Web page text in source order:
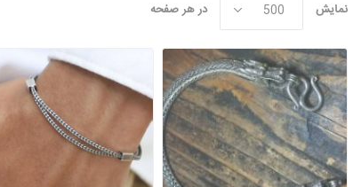
نمایش در هر صفحه